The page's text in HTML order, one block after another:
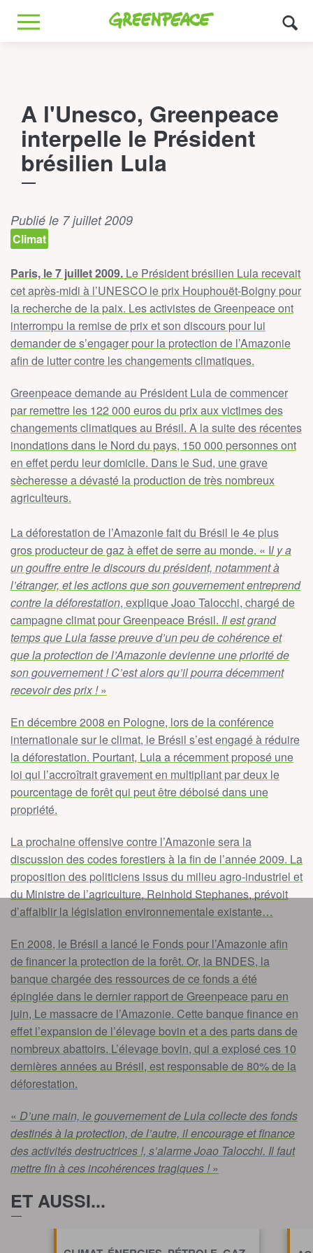
Greenpeace
MENU
A l'Unesco, Greenpeace
interpelle le Président
brésilien Lula
Publié le 7 juillet 2009
Climat
Paris, le 7 juillet 2009. Le Président brésilien Lula recevait
cet après-midi à l’UNESCO le prix Houphouët-Boigny pour
la recherche de la paix. Les activistes de Greenpeace ont
interrompu la remise de prix et son discours pour lui
demander de s’engager pour la protection de l’Amazonie
afin de lutter contre les changements climatiques.
Greenpeace demande au Président Lula de commencer
par remettre les 122 000 euros du prix aux victimes des
changements climatiques au Brésil. A la suite des récentes
inondations dans le Nord du pays, 150 000 personnes ont
en effet perdu leur domicile. Dans le Sud, une grave
sècheresse a dévasté la production de très nombreux
agriculteurs.
La déforestation de l’Amazonie fait du Brésil le 4e plus
gros producteur de gaz à effet de serre au monde. « Il y a
un gouffre entre le discours du président, notamment à
l’étranger, et les actions que son gouvernement entreprend
contre la déforestation, explique Joao Talocchi, chargé de
campagne climat pour Greenpeace Brésil. Il est grand
temps que Lula fasse preuve d’un peu de cohérence et
que la protection de l’Amazonie devienne une priorité de
son gouvernement ! C’est alors qu’il pourra décemment
recevoir des prix !»
En décembre 2008 en Pologne, lors de la conférence
internationale sur le climat, le Brésil s’est engagé à réduire
la déforestation. Pourtant, Lula a récemment proposé une
loi qui l’accroîtrait gravement en multipliant par deux le
pourcentage de forêt qui peut être déboisé dans une
propriété.
La prochaine offensive contre l’Amazonie sera la
discussion des codes forestiers à la fin de l’année 2009. La
proposition des politiciens issus du milieu agro-industriel et
du Ministre de l’agriculture, Reinhold Stephanes, prévoit
d’affaiblir la législation environnementale existante…
En 2008, le Brésil a lancé le Fonds pour l’Amazonie afin
de financer la protection de la forêt. Or, la BNDES, la
banque chargée des ressources de ce fonds a été
épinglée dans le dernier rapport de Greenpeace paru en
juin, Le massacre de l’Amazonie. Cette banque finance en
effet l’expansion de l’élevage bovin et a des parts dans de
nombreux abattoirs. L’élevage bovin, qui a explosé ces 10
dernières années au Brésil, est responsable de 80% de la
déforestation.
« D’une main, le gouvernement de Lula collecte des fonds
destinés à la protection, de l’autre, il encourage et finance
des activités destructrices !, s’alarme Joao Talocchi. Il faut
mettre fin à ces incohérences tragiques !»
ET AUSSI...